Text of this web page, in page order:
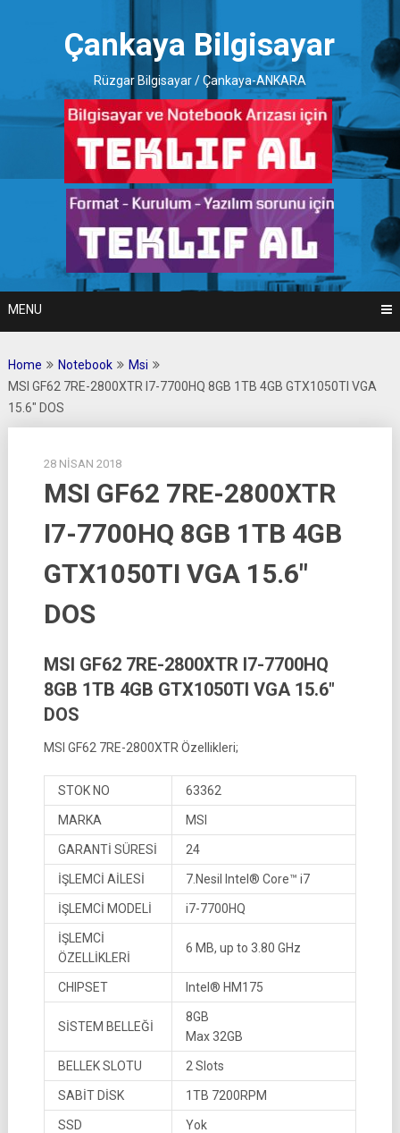
Çankaya Bilgisayar
Rüzgar Bilgisayar / Çankaya-ANKARA
MENU
Home Notebook
Msi
MSI GF62 7RE-2800XTR I7-7700HQ 8GB 1TB 4GB GTX1050TI VGA
15.6″ DOS
28 NISAN 2018
MSI GF62 7RE-2800XTR
I7-7700HQ 8GB 1TB 4GB
GTX1050TI VGA 15.6″
DOS
MSI GF62 7RE-2800XTR I7-7700HQ
8GB 1TB 4GB GTX1050TI VGA 15.6″
DOS
MSI GF62 7RE-2800XTR Özellikleri;
STOK NO 63362
MARKA MSI
GARANTİ SÜRESİ 24
İŞLEMCİ AİLESİ 7.Nesil Intel® Core™ i7
İŞLEMCİ MODELİ i7-7700HQ
İŞLEMCİ
ÖZELLİKLERİ
6 MB, up to 3.80 GHz
CHIPSET Intel® HM175
SİSTEM BELLEĞİ
8GB
Max 32GB
BELLEK SLOTU 2 Slots
SABİT DİSK 1TB 7200RPM
SSD Yok